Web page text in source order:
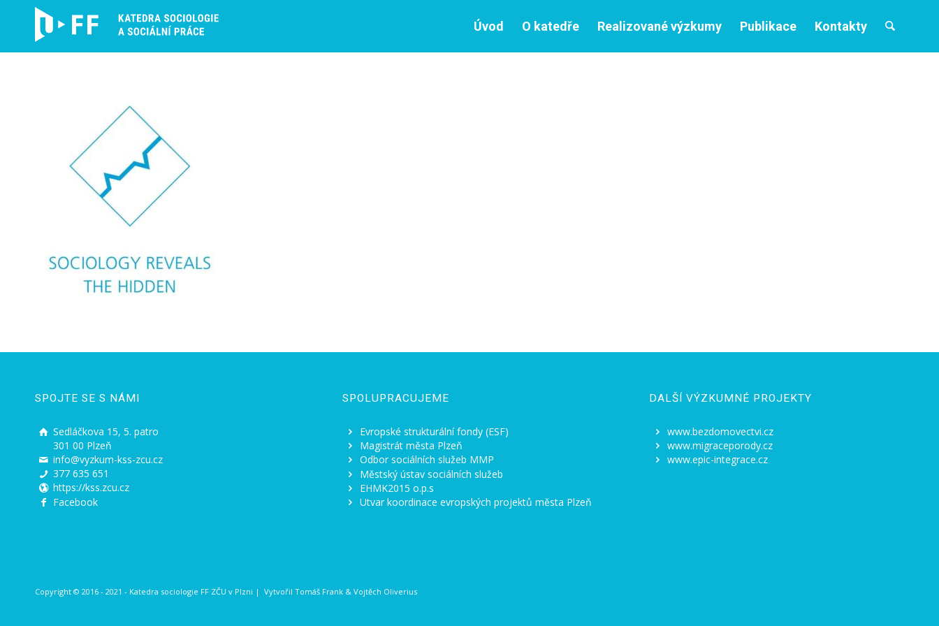
Úvod O katedře Realizované výzkumy Publikace Kontakty
SPOJTE SE S NÁMI
Sedláčkova 15, 5. patro
301 00 Plzeň
info@vyzkum-kss-zcu.cz
377 635 651
https://kss.zcu.cz
Facebook
SPOLUPRACUJEME
Evropské strukturální fondy (ESF)
Magistrát města Plzeň
Odbor sociálních služeb MMP
Městský ústav sociálních služeb
EHMK2015 o.p.s
Utvar koordinace evropských projektů města Plzeň
DALŠÍ VÝZKUMNÉ PROJEKTY
www.bezdomovectvi.cz
www.migraceporody.cz
www.epic-integrace.cz
Copyright © 2016 - 2021 - Katedra sociologie FF ZČU v Plzni | Vytvořil Tomáš Frank & Vojtěch Oliverius